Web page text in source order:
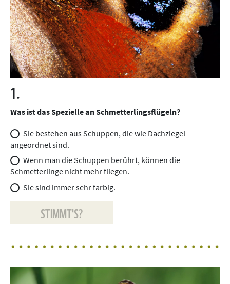
1.
Was ist das Spezielle an Schmetterlingsflügeln?
Sie bestehen aus Schuppen, die wie Dachziegel
angeordnet sind.
Wenn man die Schuppen berührt, können die
Schmetterlinge nicht mehr fliegen.
Sie sind immer sehr farbig.
STIMMT'S?